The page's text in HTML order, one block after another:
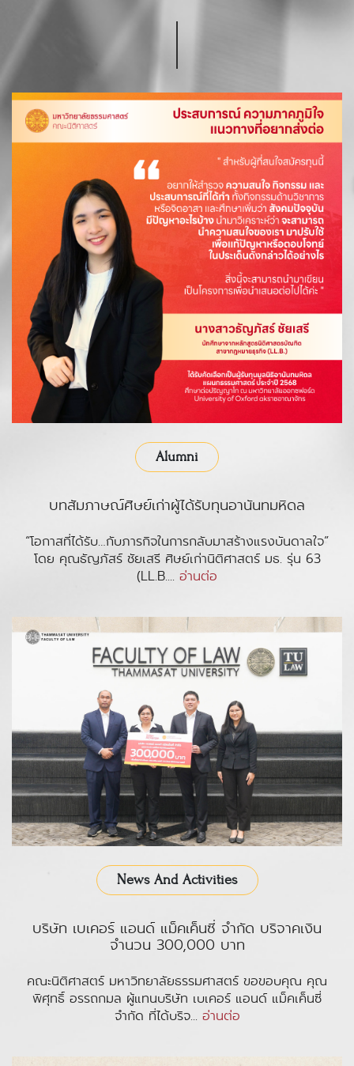
Alumni
บทสัมภาษณ์ศิษย์เก่าผู้ได้รับทุนอานันทมหิดล
“โอกาสที่ได้รับ…กับภารกิจในการกลับมาสร้างแรงบันดาลใจ”
โดย คุณธัญภัสร์ ชัยเสรี ศิษย์เก่านิติศาสตร์ มธ. รุ่น 63
(LL.B.... อ่านต่อ
News And Activities
บริษัท เบเคอร์ แอนด์ แม็คเค็นซี่ จำกัด บริจาคเงิน
จำนวน 300,000 บาท
คณะนิติศาสตร์ มหาวิทยาลัยธรรมศาสตร์ ขอขอบคุณ คุณ
พิศุทธิ์ อรรถกมล ผู้แทนบริษัท เบเคอร์ แอนด์ แม็คเค็นซี่
จำกัด ที่ได้บริจ... อ่านต่อ